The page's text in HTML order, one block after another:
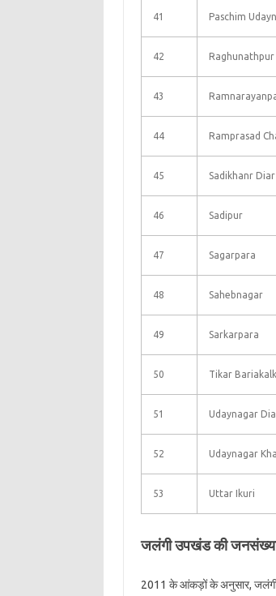
41 Paschim
42 Raghunathpur
43
44 Ramprasad
45 Sadikhanr Diar
46 Sadipur
47 Sagarpara
48 Sahebnagar
49 Sarkarpara
50 Tikar
51 Udaynagar
52 Udaynagar
53 Uttar Ikuri
जलंगी उपखंड की
2011 के आंकड़ों के अनुसार,